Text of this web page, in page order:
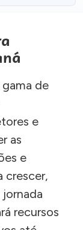
de
e
as
e
crescer,
jornada
recursos